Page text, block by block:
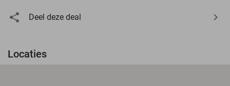
Deel deze deal
Locaties